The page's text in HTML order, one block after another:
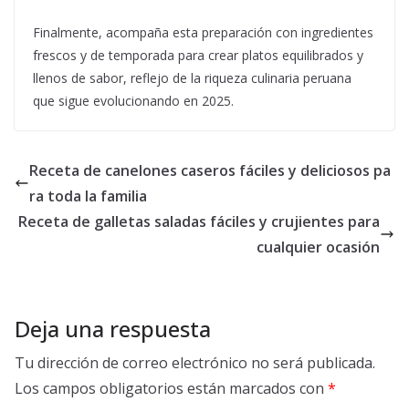
Finalmente, acompaña esta preparación con ingredientes
frescos y de temporada para crear platos equilibrados y
llenos de sabor, reflejo de la riqueza culinaria peruana
que sigue evolucionando en 2025.
Receta de canelones caseros fáciles y deliciosos pa
ra toda la familia
Receta de galletas saladas fáciles y crujientes para
cualquier ocasión
Deja una respuesta
Tu dirección de correo electrónico no será publicada.
Los campos obligatorios están marcados con *